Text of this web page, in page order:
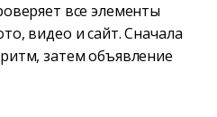
все элементы
видео и сайт. Сначала
затем объявление